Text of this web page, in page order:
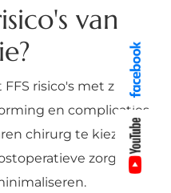
van
risico's met zich
en complicaties
chirurg te kiezen en
zorg te